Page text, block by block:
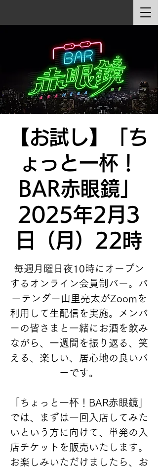
【お試し】「ち
ょっと一杯！
BAR赤眼鏡」
2025年2月3
日（月）22時
毎週月曜日夜10時にオープン
するオンライン会員制バー。バ
ーテンダー山里亮太がZoomを
利用して生配信を実施。メンバ
ーの皆さまと一緒にお酒を飲み
ながら、一週間を振り返る、笑
える、楽しい、居心地の良いバ
ーです。
「ちょっと一杯！BAR赤眼鏡」
では、まずは一回入店してみた
いという方に向けて、単発の入
店チケットを販売いたします。
お楽しみいただけましたら、お